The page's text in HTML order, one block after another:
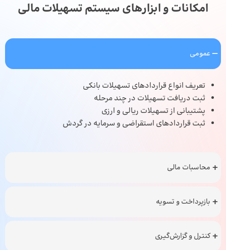
امکانات و ابزارهای سیستم تسهیلات مالی
عمومی
تعریف انواع قراردادهای تسهیلات بانکی
ثبت دریافت تسهیلات در چند مرحله
پشتیبانی از تسهیلات ریالی و ارزی
ثبت قراردادهای استقراضی و سرمایه در گردش
محاسبات مالی
بازپرداخت و تسویه
کنترل و گزارش‌گیری